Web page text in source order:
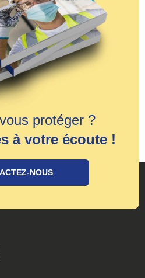
protéger ?
à votre écoute !
NOUS